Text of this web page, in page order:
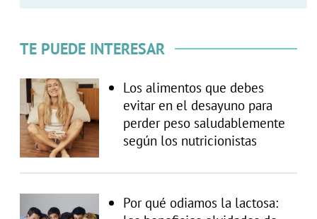
TE PUEDE INTERESAR
Los alimentos que debes
evitar en el desayuno para
perder peso saludablemente
según los nutricionistas
Por qué odiamos la lactosa: